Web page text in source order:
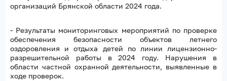
организаций Брянской области 2024 года.
- Результаты мониторинговых мероприятий по проверке
обеспечения безопасности объектов летнего
оздоровления и отдыха детей по линии лицензионно-
разрешительной работы в 2024 году. Нарушения в
области частной охранной деятельности, выявленные в
ходе проверок.